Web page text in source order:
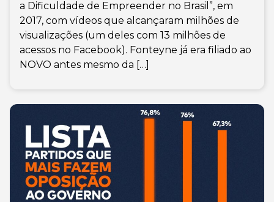
a Dificuldade de Empreender no Brasil”, em
2017, com vídeos que alcançaram milhões de
visualizações (um deles com 13 milhões de
acessos no Facebook). Fonteyne já era filiado ao
NOVO antes mesmo da […]